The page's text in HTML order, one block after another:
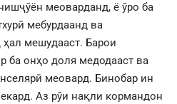
меоварданд, ё ӯро ба
мебурдаанд ва
мешудааст. Барои
ба онҳо доля медодааст ва
меовард. Бинобар ин
Аз рӯи нақли кормандон